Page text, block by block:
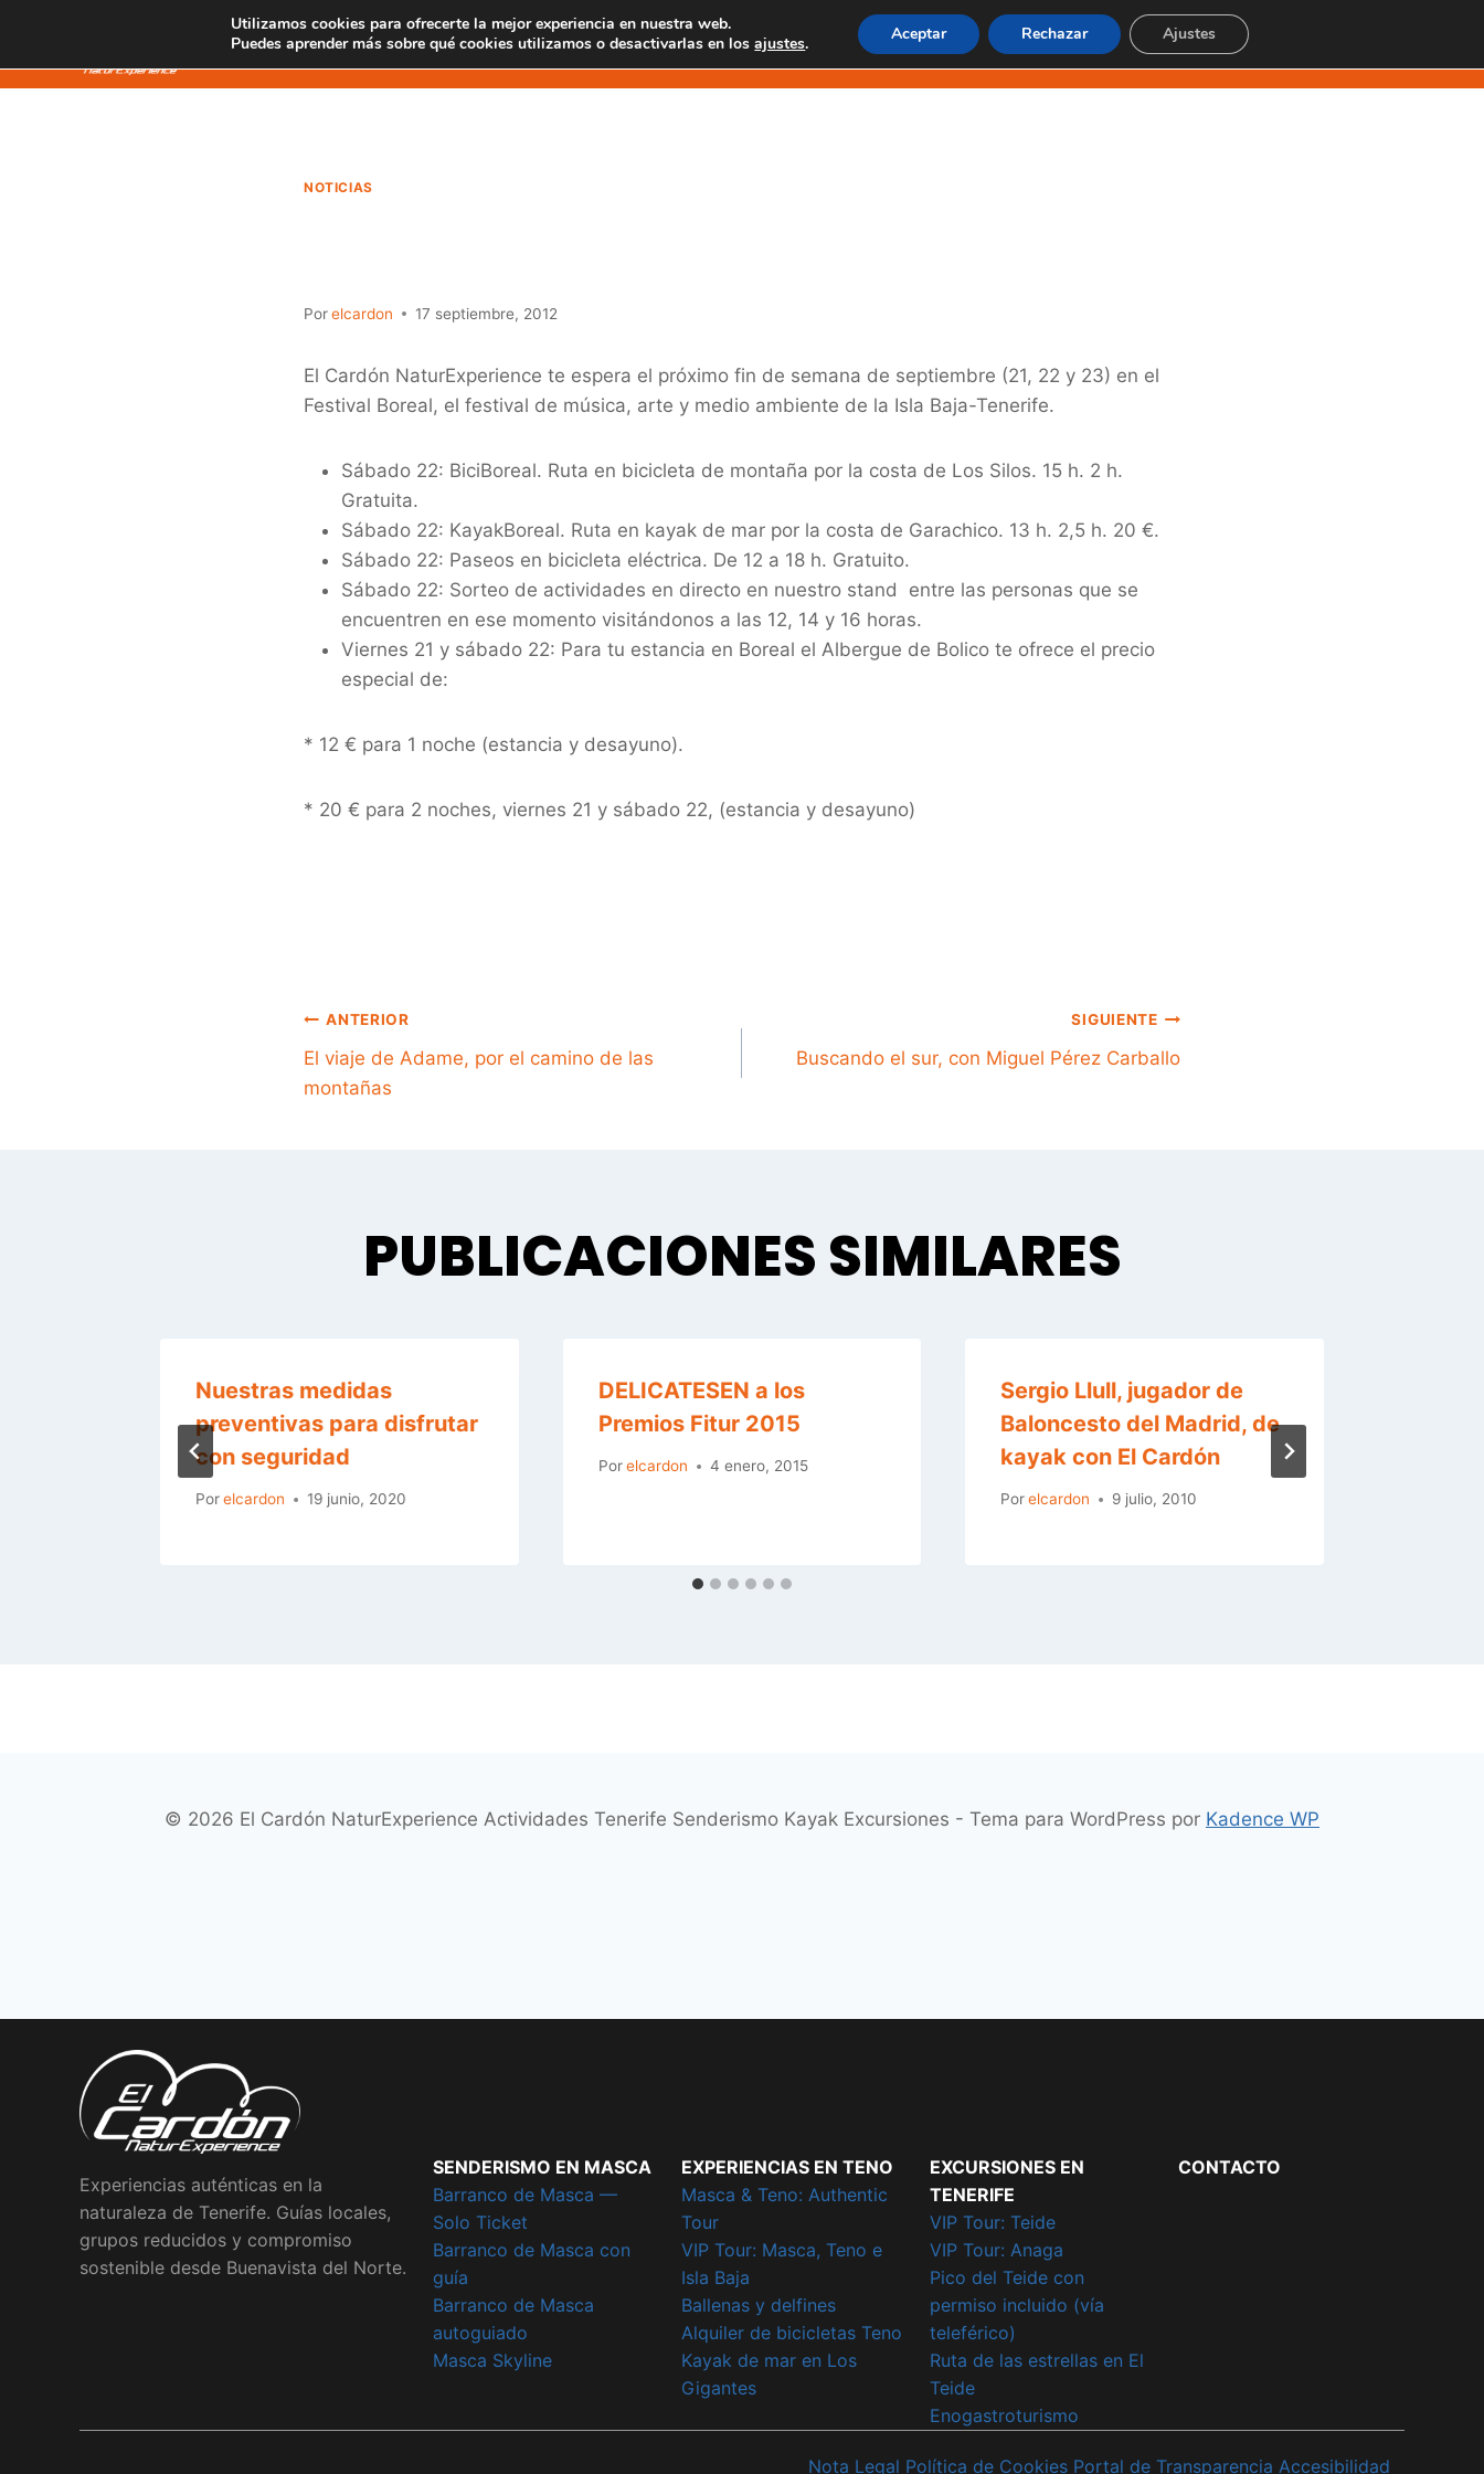
contenido
SENDERISMO EN MASCA EXPERIENCIAS EN TENO EXCURSIONES EN TENERIFE CONTACTO
NOTICIAS
Porelcardon 17 septiembre, 2012
El Cardón NaturExperience te espera el próximo fin de semana de septiembre (21, 22 y 23) en el
Festival Boreal, el festival de música, arte y medio ambiente de la Isla Baja-Tenerife.
Sábado 22: BiciBoreal. Ruta en bicicleta de montaña por la costa de Los Silos. 15 h. 2 h.
Gratuita.
Sábado 22: KayakBoreal. Ruta en kayak de mar por la costa de Garachico. 13 h. 2,5 h. 20 €.
Sábado 22: Paseos en bicicleta eléctrica. De 12 a 18 h. Gratuito.
Sábado 22: Sorteo de actividades en directo en nuestro stand entre las personas que se
encuentren en ese momento visitándonos a las 12, 14 y 16 horas.
Viernes 21 y sábado 22: Para tu estancia en Boreal el Albergue de Bolico te ofrece el precio
especial de:
* 12 € para 1 noche (estancia y desayuno).
* 20 € para 2 noches, viernes 21 y sábado 22, (estancia y desayuno)
NAVEGACIÓN
ANTERIOR
El viaje de Adame, por el camino de las
montañas
SIGUIENTE
Buscando el sur, con Miguel Pérez Carballo
PUBLICACIONES SIMILARES
Nuestras medidas
preventivas para disfrutar
con seguridad
Porelcardon 19 junio, 2020
DELICATESEN a los
Premios Fitur 2015
Por elcardon 4 enero, 2015
Sergio Llull, jugador de
Baloncesto del Madrid, de
kayak con El Cardón
Por elcardon 9 julio, 2010
© 2026 El Cardón NaturExperience Actividades Tenerife Senderismo Kayak Excursiones - Tema para WordPress por Kadence WP
Experiencias auténticas en la
naturaleza de Tenerife. Guías locales,
grupos reducidos y compromiso
sostenible desde Buenavista del Norte.
SENDERISMO EN MASCA
Barranco de Masca —
Solo Ticket
Barranco de Masca con
guía
Barranco de Masca
autoguiado
Masca Skyline
EXPERIENCIAS EN TENO
Masca & Teno: Authentic
Tour
VIP Tour: Masca, Teno e
Isla Baja
Ballenas y delfines
Alquiler de bicicletas Teno
Kayak de mar en Los
Gigantes
EXCURSIONES EN
TENERIFE
VIP Tour: Teide
VIP Tour: Anaga
Pico del Teide con
permiso incluido (vía
teleférico)
Ruta de las estrellas en El
Teide
Enogastroturismo
CONTACTO
Nota Legal Política de Cookies Portal de Transparencia Accesibilidad
Utilizamos cookies para ofrecerte la mejor experiencia en nuestra web.
Puedes aprender más sobre qué cookies utilizamos o desactivarlas en losajustes. Aceptar Rechazar Ajustes